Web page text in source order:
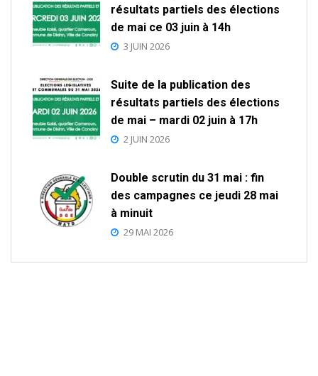
résultats partiels des élections
de mai ce 03 juin à 14h
3 JUIN 2026
Suite de la publication des
résultats partiels des élections
de mai – mardi 02 juin à 17h
2 JUIN 2026
Double scrutin du 31 mai : fin
des campagnes ce jeudi 28 mai
à minuit
29 MAI 2026